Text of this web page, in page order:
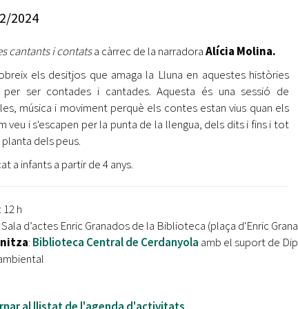
jove 2026
Cerdanyola opta a més de 5 milions d'euros del Pla de
l'entorn de l'avinguda Catalunya
El FIT presenta el cartell de la seva 16a edició i dona el
tret de sortida al festival
l'eclipsi solar
2024
cantants i contatsa càrrec de la narradoraAlícia Molina.
els desitjos que amaga la Lluna en aquestes històries
per ser contades i cantades. Aquesta és una sessió de
música i moviment perquè els contes estan vius quan els
veu i s'escapen per la punta de la llengua, dels dits i fins i tot
dels peus.
a infants a partir de 4 anys.
: 12 h
Sala d’actes Enric Granados de la Biblioteca (plaça d'Enric
: Biblioteca Central de Cerdanyola amb el suport de